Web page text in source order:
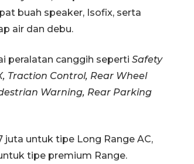
buah speaker, Isofix, serta
air dan debu.
peralatan canggih seperti Safety
Traction Control, Rear Wheel
Warning, Rear Parking
juta untuk tipe Long Range AC,
tipe premium Range.